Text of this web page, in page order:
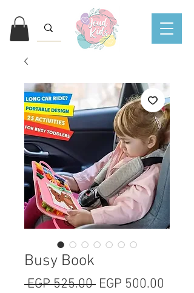
Busy Book
EGP 525.00 Regular
EGP 500.00